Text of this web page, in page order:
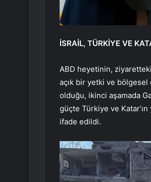
İSRAİL, TÜRKİYE VE
ABD heyetinin, ziyaretteki
açık bir yetki ve
olduğu, ikinci aşamada
güçte Türkiye ve
ifade edildi.